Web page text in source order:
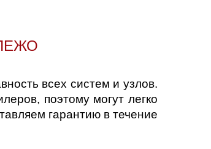
всех систем и узлов.
поэтому могут легко
гарантию в течение